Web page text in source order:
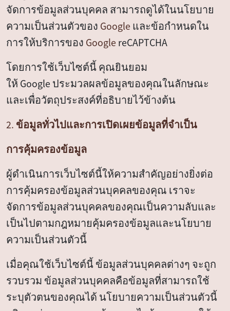
จัดการข้อมูลส่วนบุคคล สามารถดูได้ในนโยบาย
ความเป็นส่วนตัวของ Google และข้อกำหนดใน
การให้บริการของ Google reCAPTCHA
โดยการใช้เว็บไซต์นี้ คุณยินยอม
ให้ Google ประมวลผลข้อมูลของคุณในลักษณะ
และเพื่อวัตถุประสงค์ที่อธิบายไว้ข้างต้น
2. ข้อมูลทั่วไปและการเปิดเผยข้อมูลที่จำเป็น
การคุ้มครองข้อมูล
ผู้ดำเนินการเว็บไซต์นี้ให้ความสำคัญอย่างยิ่งต่อ
การคุ้มครองข้อมูลส่วนบุคคลของคุณ เราจะ
จัดการข้อมูลส่วนบุคคลของคุณเป็นความลับและ
เป็นไปตามกฎหมายคุ้มครองข้อมูลและนโยบาย
ความเป็นส่วนตัวนี้
เมื่อคุณใช้เว็บไซต์นี้ ข้อมูลส่วนบุคคลต่างๆ จะถูก
รวบรวม ข้อมูลส่วนบุคคลคือข้อมูลที่สามารถใช้
ระบุตัวตนของคุณได้ นโยบายความเป็นส่วนตัวนี้